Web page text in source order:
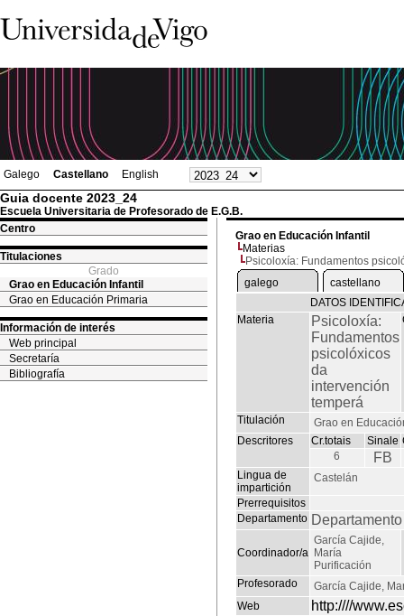
Galego Castellano English
Guia docente 2023_24
Escuela Universitaria de Profesorado de E.G.B.
Centro
Titulaciones
Grado
Grao en Educación Infantil
Grao en Educación Primaria
Información de interés
Web principal
Secretaría
Bibliografía
Grao en Educación Infantil
Materias
Psicoloxía: Fundamentos
galego
castellano
DATOS
Materia
Psicoloxía:
Fundamentos
psicolóxicos
da
intervención
temperá
Titulación
Grao en
Descritores
Cr.totais Sinale
6
FB
Lingua de
impartición
Castelán
Prerrequisitos
Departamento
Coordinador/a
García Cajide,
María
Purificación
Profesorado
García Cajide,
Web
http:////